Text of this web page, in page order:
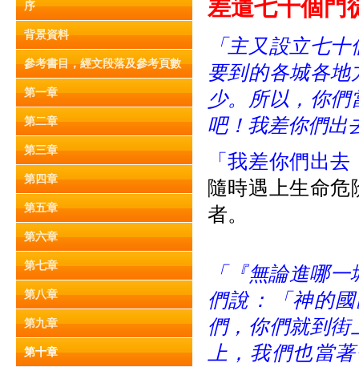
序
背景資料
參考書目，經文段落及參考頁數
第一章
第二章
第三章
第四章
第五章
第六章
第七章
第八章
第九章
第十章
差遣七十個門
「主又設立七
要到的各城各
少。所以，你
吧！我差你們出
「我差你們出
隨時遇上生命
者。
「『無論進哪
們說：「神的
們，你們就到
上，我們也當